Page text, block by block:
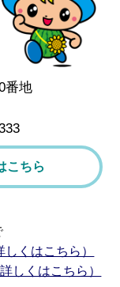
筑西市
番地
こちら
しくはこちら）
詳しくはこちら）